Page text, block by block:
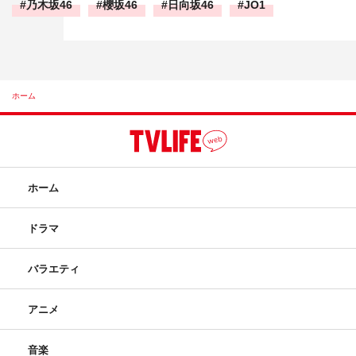
乃木坂46 櫻坂46 日向坂46 JO1
ホーム
ホーム
ドラマ
バラエティ
アニメ
音楽